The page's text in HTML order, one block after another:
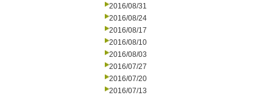
2016/08/31
2016/08/24
2016/08/17
2016/08/10
2016/08/03
2016/07/27
2016/07/20
2016/07/13